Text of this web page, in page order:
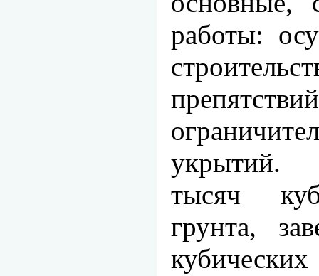
работы:
укрытий.
тысяч
грунта,